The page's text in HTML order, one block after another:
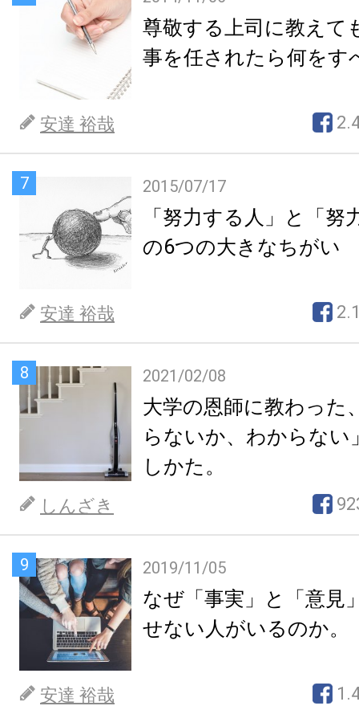
尊敬する上司に教えて
事を任されたら何をす
安達 裕哉
7 2015/07/17
「努力する人」と「努
の6つの大きなちがい
安達 裕哉
8 2021/02/08
大学の恩師に教わった
らないか、わからない
しかた。
しんざき
9 2019/11/05
なぜ「事実」と「意見
せない人がいるのか。
安達 裕哉